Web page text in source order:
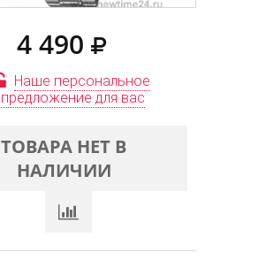
4 490
Наше персональное
предложение для вас
ТОВАРА НЕТ В
НАЛИЧИИ